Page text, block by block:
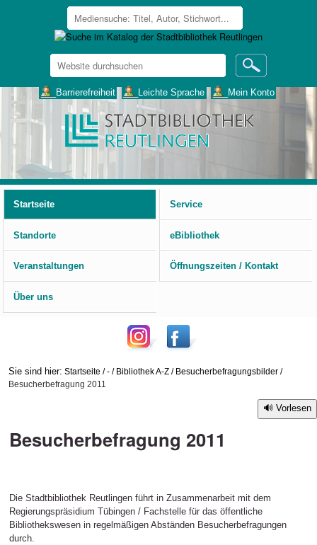
Website
durchsuchen
___Barrierefreiheit ___Leichte Sprache ___Mein Konto
Startseite
Service
Standorte eBibliothek
Veranstaltungen Öffnungszeiten / Kontakt
Über uns
Sie sind hier: Startseite /- / Bibliothek A-Z / Besucherbefragungsbilder /
Besucherbefragung 2011
Vorlesen
Besucherbefragung 2011
Die Stadtbibliothek Reutlingen führt in Zusammenarbeit mit dem
Regierungspräsidium Tübingen / Fachstelle für das öffentliche
Bibliothekswesen in regelmäßigen Abständen Besucherbefragungen
durch.